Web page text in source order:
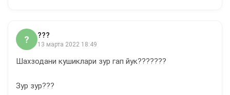
? ???
13 марта 2022 18:49
Шахзодани кушиклари зур гап йук???????
Зур зур???